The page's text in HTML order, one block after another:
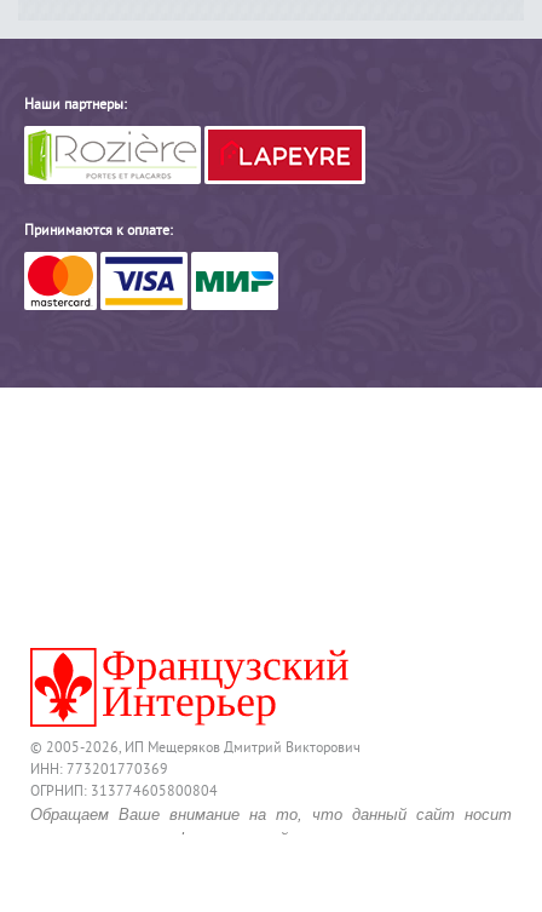
Наши партнеры:
Принимаются к оплате:
© 2005-2026, ИП Мещеряков Дмитрий Викторович
ИНН: 773201770369
ОГРНИП: 313774605800804
Обращаем Ваше внимание на то, что данный сайт носит
исключительно информационный характер и ни при каких